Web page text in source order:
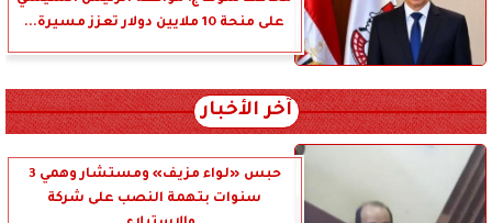
على منحة 10 ملايين دولار تعزز مسيرة...
آخر الأخبار
حبس «لواء مزيف» ومستشار وهمي 3
سنوات بتهمة النصب على شركة